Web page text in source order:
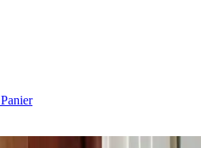
Panier